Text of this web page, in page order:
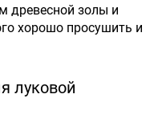
древесной золы и
хорошо просушить и
луковой